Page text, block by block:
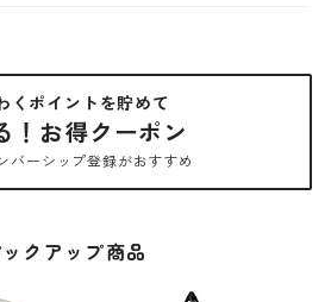
くポイントを貯めて
！お得クーポン
バーシップ登録がおすすめ
ックアップ商品